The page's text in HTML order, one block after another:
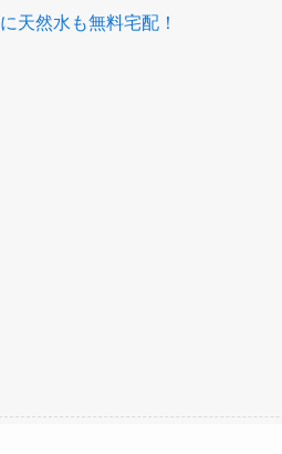
天然水も無料宅配！